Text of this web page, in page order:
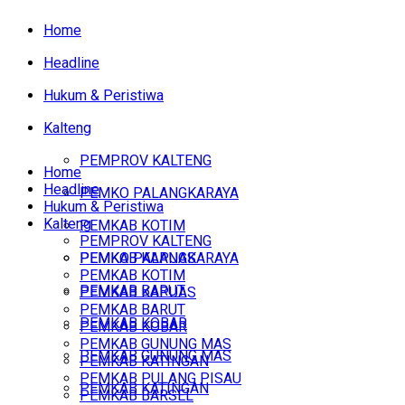
Home
Headline
Hukum & Peristiwa
Kalteng
PEMPROV KALTENG
PEMKO PALANGKARAYA
PEMKAB KOTIM
PEMKAB KAPUAS
PEMKAB BARUT
PEMKAB KOBAR
PEMKAB GUNUNG MAS
PEMKAB KATINGAN
Home
Headline
Hukum & Peristiwa
Kalteng
PEMPROV KALTENG
PEMKO PALANGKARAYA
PEMKAB KOTIM
PEMKAB KAPUAS
PEMKAB BARUT
PEMKAB KOBAR
PEMKAB GUNUNG MAS
PEMKAB KATINGAN
PEMKAB PULANG PISAU
PEMKAB BARSEL